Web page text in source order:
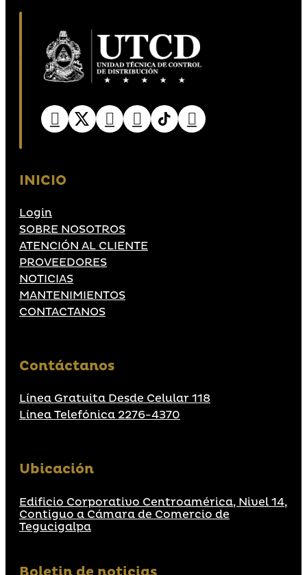
INICIO
Login
SOBRE NOSOTROS
ATENCIÓN AL CLIENTE
PROVEEDORES
NOTICIAS
MANTENIMIENTOS
CONTACTANOS
Contáctanos
Línea Gratuita Desde Celular 118
Línea Telefónica 2276-4370
Ubicación
Edificio Corporativo Centroamérica, Nivel 14,
Contiguo a Cámara de Comercio de
Tegucigalpa